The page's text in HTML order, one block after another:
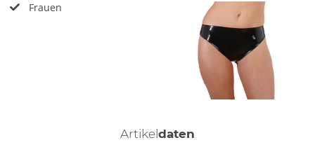
Frauen
Artikel daten